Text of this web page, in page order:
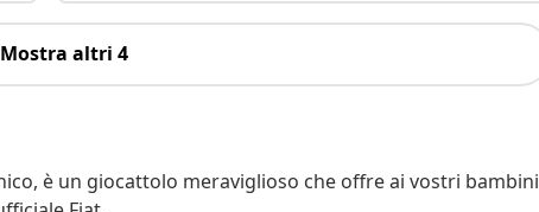
Mostra altri 4
è un giocattolo meraviglioso che offre ai vostri bambini